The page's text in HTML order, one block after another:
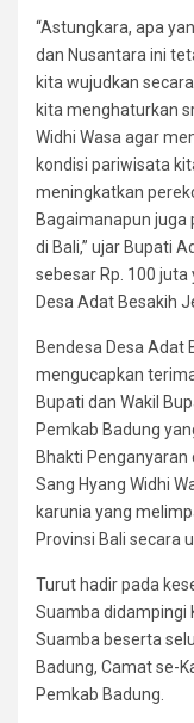
“Astungkara, apa
dan Nusantara ini
kita wujudkan
kita menghaturkan
Widhi Wasa agar
kondisi pariwisata
meningkatkan
Bagaimanapun
di Bali,” ujar Bupati
sebesar Rp. 100
Desa Adat Besakih
Bendesa Desa Adat
mengucapkan
Bupati dan Wakil
Pemkab Badung
Bhakti Penganyaran
Sang Hyang Widhi
karunia yang
Provinsi Bali secara
Turut hadir pada
Suamba didampingi
Suamba beserta
Badung, Camat se-
Pemkab Badung.